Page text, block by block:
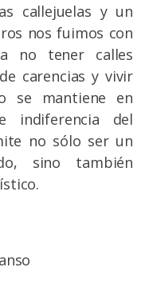
callejuelas y un
nos fuimos con
no tener calles
carencias y vivir
se mantiene en
indiferencia del
no sólo ser un
sino también